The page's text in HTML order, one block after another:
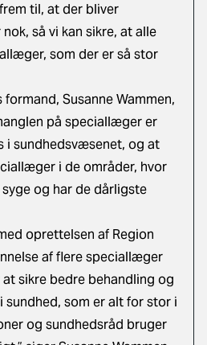
til, at der bliver
så vi kan sikre, at alle
som der er så stor
Susanne Wammen,
på speciallæger er
i sundhedsvæsenet, og at
i de områder, hvor
og har de dårligste
oprettelsen af Region
af flere speciallæger
sikre bedre behandling og
sundhed, som er alt for stor i
og sundhedsråd bruger